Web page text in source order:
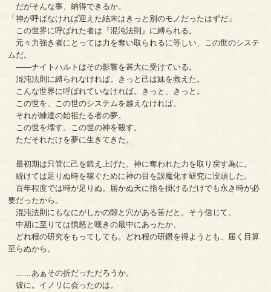
だがそんな事、納得できるか。
「神が呼ばなければ迎えた結末はきっと別のモノだったはずだ」
この世界に呼ばれた者は『混沌法則』に縛られる。
元々力強き者にとっては力を奪い取られるに等しい、この世のシステ
ムだ。
――ナイトハルトはその影響を甚大に受けている。
混沌法則に縛られなければ。きっと己は妹を救えた。
こんな世界に呼ばれていなければ。きっと、きっと。
この世を、この世のシステムを越えなければ。
それが練達の始祖たる者の夢。
この世を壊す。この世の神を殺す。
ただそれだけを夢に生きてきた。
最初期は只管に己を鍛え上げた。神に奪われた力を取り戻す為に。
続けては足りぬ時を稼ぐために神の目を誤魔化す研究に没頭した。
百年程度では時が足りぬ。届かぬ天に指を掛けるだけでも永き時が必
要だったから。
混沌法則にもなにがしかの隙と穴がある筈だと。そう信じて。
中期に至りては憤怒と嘆きの最中にあったか。
どれ程の研究をもってしても。どれ程の研鑽を得ようとも、届く目算
至らぬから。
……あぁその折だっただろうか。
彼に。イノリに会ったのは。